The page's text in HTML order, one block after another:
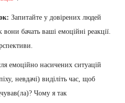
Запитайте у довірених людей
бачать ваші емоційні реакції.
емоційно насичених ситуацій
невдачі) виділіть час, щоб
Чому я так